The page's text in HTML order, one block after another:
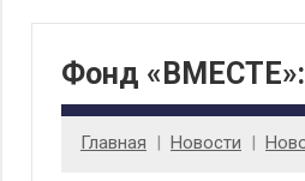
Фонд «ВМЕСТЕ»:
Главная Новости